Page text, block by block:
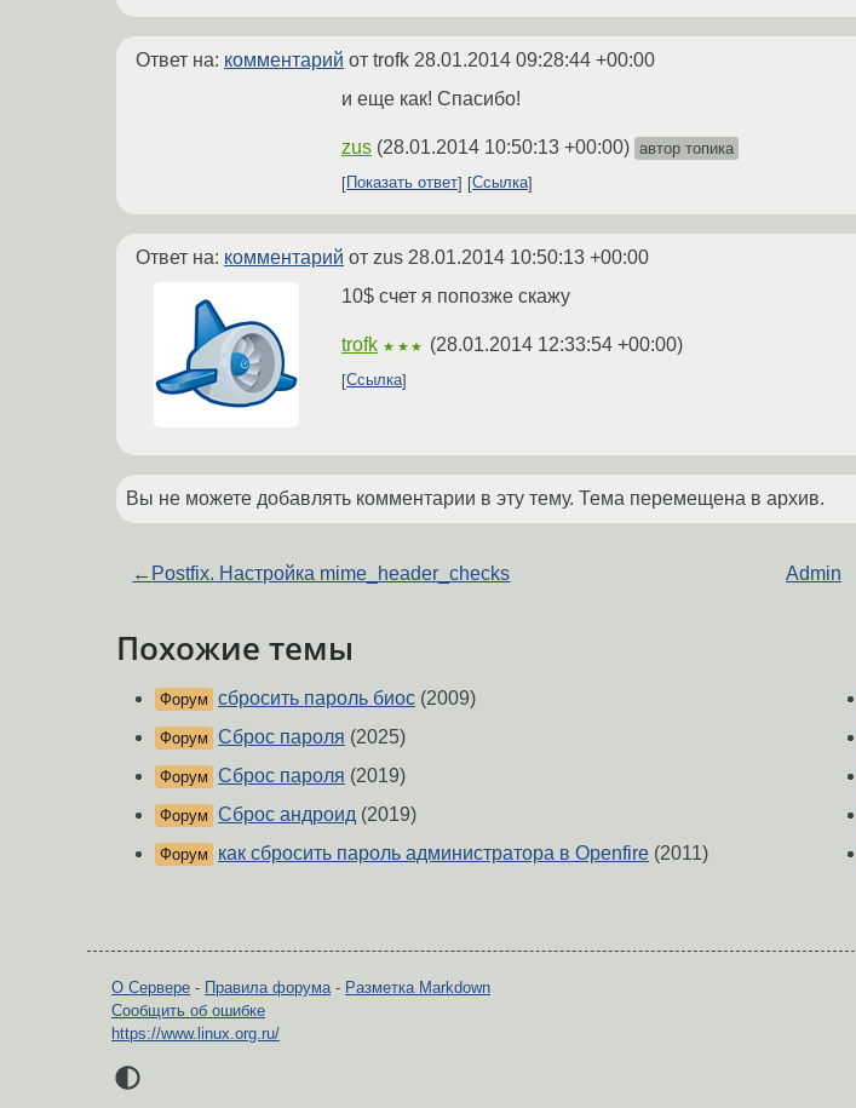
Ответ на: комментарий от trofk 28.01.2014 09:28:44 +00:00
и еще как! Спасибо!
zus (28.01.2014 10:50:13 +00:00) автор топика
Показать ответ
Ссылка
Ответ на: комментарий от zus 28.01.2014 10:50:13 +00:00
10$ счет я попозже скажу
trofk ★★★ (28.01.2014 12:33:54 +00:00)
Ссылка
Вы не можете добавлять комментарии в эту тему. Тема перемещена в архив.
← Postfix. Настройка mime_header_checks Admin
Похожие темы
Форум сбросить пароль биос (2009)
Форум Сброс пароля (2025)
Форум Сброс пароля (2019)
Форум Сброс андроид (2019)
Форум как сбросить пароль администратора в Openfire (2011)
О Сервере - Правила форума- Разметка Markdown
Сообщить об ошибке
https://www.linux.org.ru/